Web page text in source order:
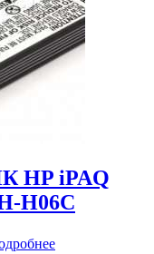
HP iPAQ
H06C